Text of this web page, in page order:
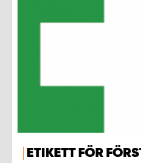
ETIKETT FÖR